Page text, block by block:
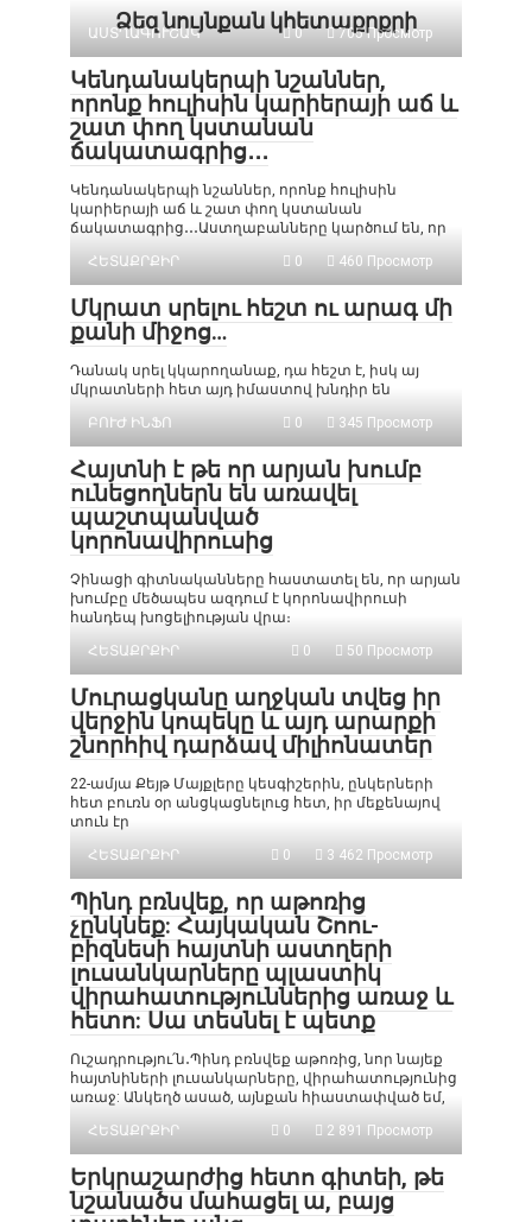
Ձեզ նույնքան կհետաքրքրի
ԱՍՏՂԱԳՈՒՇԱԿ 0 705 Просмотр
Կենդանակերպի նշաններ,
որոնք հուլիսին կարիերայի աճ և
շատ փող կստանան
ճակատագրից․․․
Կենդանակերպի նշաններ, որոնք հուլիսին
կարիերայի աճ և շատ փող կստանան
ճակատագրից․․․Աստղաբանները կարծում են, որ
ՀԵՏԱՔՐՔԻՐ
0 460 Просмотр
Մկրատ սրելու հեշտ ու արագ մի
քանի միջոց…
Դանակ սրել կկարողանաք, դա հեշտ է, իսկ այ
մկրատների հետ այդ իմաստով խնդիր են
ԲՈՒԺ ԻՆՖՈ
0 345 Просмотр
Հայտնի է թե որ արյան խումբ
ունեցողներն են առավել
պաշտպանված
կորոնավիրուսից
Չինացի գիտնականները հաստատել են, որ արյան
խումբը մեծապես ազդում է կորոնավիրուսի
հանդեպ խոցելիության վրա։
ՀԵՏԱՔՐՔԻՐ
0 50 Просмотр
Մուրացկանը աղջկան տվեց իր
վերջին կոպեկը և այդ արարքի
շնորհիվ դարձավ միլիոնատեր
22-ամյա Քեյթ Մայքլերը կեսգիշերին, ընկերների
հետ բուռն օր անցկացնելուց հետ, իր մեքենայով
տուն էր
ՀԵՏԱՔՐՔԻՐ
0 3 462 Просмотр
Պինդ բռնվեք, որ աթոռից
չընկնեք: Հայկական Շոու-
բիզնեսի հայտնի աստղերի
լուսանկարները պլաստիկ
վիրահատություններից առաջ և
հետո: Սա տեսնել է պետք
Ուշադրությու՛ն․Պինդ բռնվեք աթոռից, նոր նայեք
հայտնիների լուսանկարները, վիրահատությունից
առաջ: Անկեղծ ասած, այնքան հիաստափված եմ,
ՀԵՏԱՔՐՔԻՐ
0 2 891 Просмотр
Երկրաշարժից հետո գիտեի, թե
նշանածս մահացել ա, բայց